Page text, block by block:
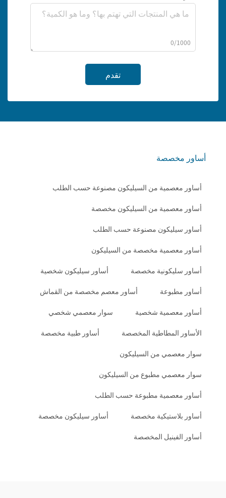
0/1000
تقدم
أساور مخصصة
أساور معصمية من السيليكون مصنوعة حسب الطلب
أساور معصمية من السيليكون مخصصة
أساور سيليكون مصنوعة حسب الطلب
أساور معصمية مخصصة من السيليكون
أساور سليكونية مخصصة أساور سيليكون شخصية
أساور مطبوعة أساور معصم مخصصة من القماش
أساور معصمية شخصية سوار معصمي شخصي
الأساور المطاطية المخصصة أساور طبية مخصصة
سوار معصمي من السيليكون
سوار معصمي مطبوع من السيليكون
أساور معصمية مطبوعة حسب الطلب
أساور بلاستيكية مخصصة أساور سيليكون مخصصة
أساور الفينيل المخصصة